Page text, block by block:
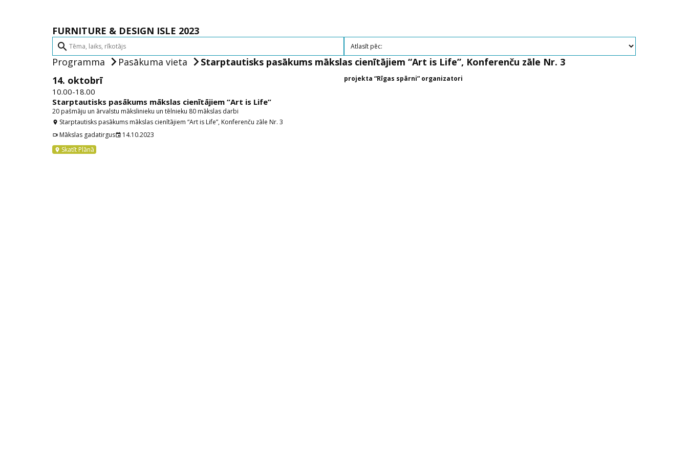
FURNITURE & DESIGN ISLE 2023
search
Programma
Pasākuma vieta
Starptautisks pasākums mākslas cienītājiem “Art is Life”, Konferenču zāle Nr. 3
14. oktobrī
10.00-18.00
Starptautisks pasākums mākslas cienītājiem “Art is Life”
20 pašmāju un ārvalstu mākslinieku un tēlnieku 80 mākslas darbi
location_on Starptautisks pasākums mākslas cienītājiem “Art is Life”, Konferenču zāle Nr. 3
videocam Mākslas gadatirgusevent 14.10.2023
location_on Skatīt Plānā
projekta “Rīgas spārni” organizatori